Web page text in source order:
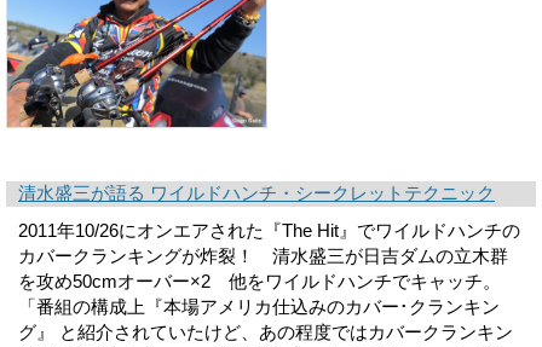
清水盛三が語る ワイルドハンチ・シークレットテクニック
2011年10/26にオンエアされた『The Hit』でワイルドハンチの
カバークランキングが炸裂！ 清水盛三が日吉ダムの立木群
を攻め50cmオーバー×2 他をワイルドハンチでキャッチ。
「番組の構成上『本場アメリカ仕込みのカバー･クランキン
グ』 と紹介されていたけど、あの程度ではカバークランキン